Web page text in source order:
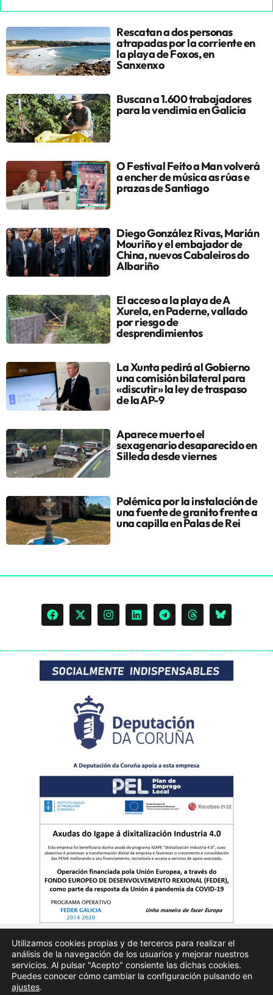
Rescatan a dos personas
atrapadas por la corriente en
la playa de Foxos, en
Sanxenxo
Buscan a 1.600 trabajadores
para la vendimia en Galicia
O Festival Feito a Man volverá
a encher de música as rúas e
prazas de Santiago
Diego González Rivas, Marián
Mouriño y el embajador de
China, nuevos Cabaleiros do
Albariño
El acceso a la playa de A
Xurela, en Paderne, vallado
por riesgo de
desprendimientos
La Xunta pedirá al Gobierno
una comisión bilateral para
«discutir» la ley de traspaso
de la AP-9
Aparece muerto el
sexagenario desaparecido en
Silleda desde viernes
Polémica por la instalación de
una fuente de granito frente a
una capilla en Palas de Rei
Quienes somos Publicidad Aviso Legal Politicas de privacidad
Utilizamos cookies propias y de terceros para realizar el
análisis de la navegación de los usuarios y mejorar nuestros
servicios. Al pulsar "Acepto" consiente las dichas cookies.
Puedes conocer cómo cambiar la configuración pulsando en
ajustes.